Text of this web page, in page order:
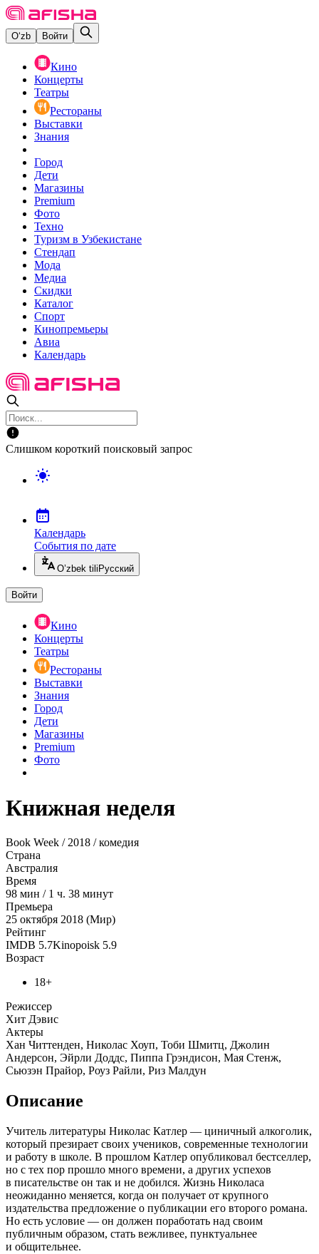
O‘zb Войти
Кино
Концерты
Театры
Рестораны
Выставки
Знания
Город
Дети
Магазины
Premium
Фото
Техно
Туризм в Узбекистане
Стендап
Мода
Медиа
Скидки
Каталог
Спорт
Кинопремьеры
Авиа
Календарь
Слишком короткий поисковый запрос
Календарь
События по дате
O’zbek tili Русский
Войти
Кино
Концерты
Театры
Рестораны
Выставки
Знания
Город
Дети
Магазины
Premium
Фото
Книжная неделя
Book Week / 2018 / комедия
Страна
Австралия
Время
98 мин / 1 ч. 38 минут
Премьера
25 октября 2018 (Мир)
Рейтинг
IMDB 5.7Kinopoisk 5.9
Возраст
18+
Режиссер
Хит Дэвис
Актеры
Хан Читтенден, Николас Хоуп, Тоби Шмитц, Джолин
Андерсон, Эйрли Доддс, Пиппа Грэндисон, Мая Стенж,
Сьюзэн Прайор, Роуз Райли, Риз Малдун
Описание
Учитель литературы Николас Катлер — циничный алкоголик,
который презирает своих учеников, современные технологии
и работу в школе. В прошлом Катлер опубликовал бестселлер,
но с тех пор прошло много времени, а других успехов
в писательстве он так и не добился. Жизнь Николаса
неожиданно меняется, когда он получает от крупного
издательства предложение о публикации его второго романа.
Но есть условие — он должен поработать над своим
публичным образом, стать вежливее, пунктуальнее
и общительнее.